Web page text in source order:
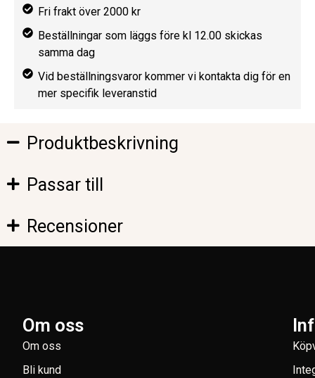
Fri frakt över 2000 kr
Beställningar som läggs före kl 12.00 skickas
samma dag
Vid beställningsvaror kommer vi kontakta dig för en
mer specifik leveranstid
Produktbeskrivning
Passar till
Recensioner
Om oss
Om oss
Bli kund